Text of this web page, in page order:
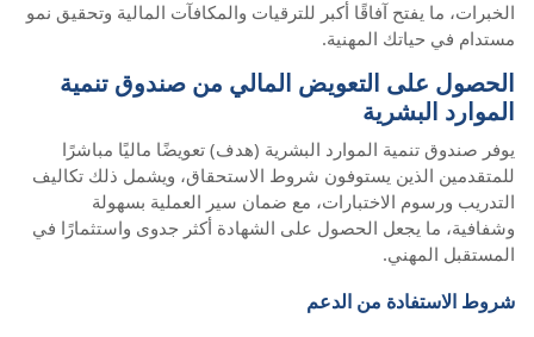
الخبرات، ما يفتح آفاقًا أكبر للترقيات والمكافآت المالية وتحقيق نمو
مستدام في حياتك المهنية.
الحصول على التعويض المالي من صندوق تنمية
الموارد البشرية
يوفر صندوق تنمية الموارد البشرية (هدف) تعويضًا ماليًا مباشرًا
للمتقدمين الذين يستوفون شروط الاستحقاق، ويشمل ذلك تكاليف
التدريب ورسوم الاختبارات، مع ضمان سير العملية بسهولة
وشفافية، ما يجعل الحصول على الشهادة أكثر جدوى واستثمارًا في
المستقبل المهني.
شروط الاستفادة من الدعم